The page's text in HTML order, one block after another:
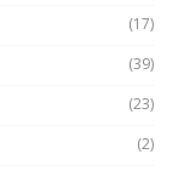
(17)
(39)
(23)
(2)